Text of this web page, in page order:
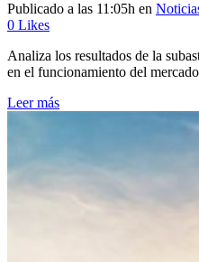
Publicado a las 11:05h en
0 Likes
Analiza los resultados de la
en el funcionamiento del
Leer más